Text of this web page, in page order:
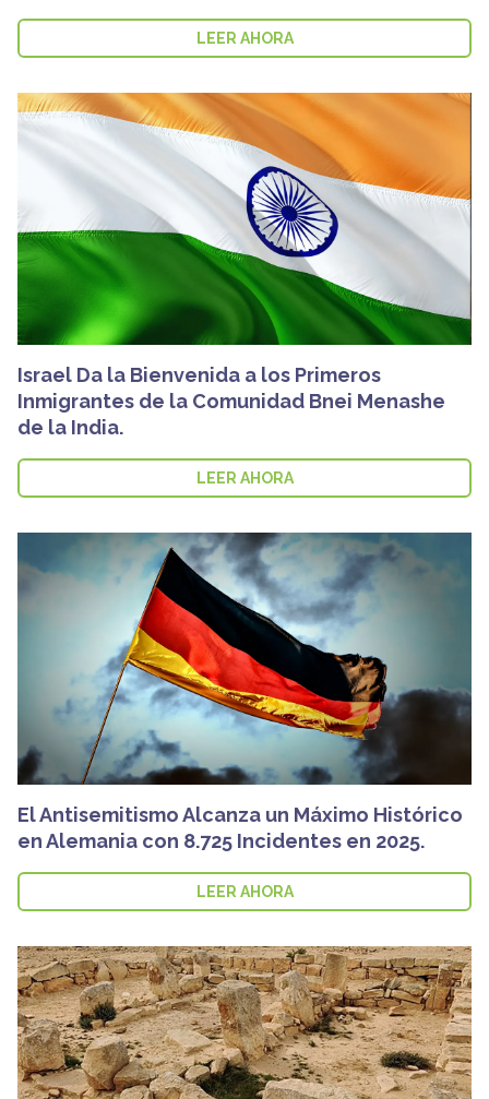
LEER AHORA
Israel Da la Bienvenida a los Primeros
Inmigrantes de la Comunidad Bnei Menashe
de la India.
LEER AHORA
El Antisemitismo Alcanza un Máximo Histórico
en Alemania con 8.725 Incidentes en 2025.
LEER AHORA